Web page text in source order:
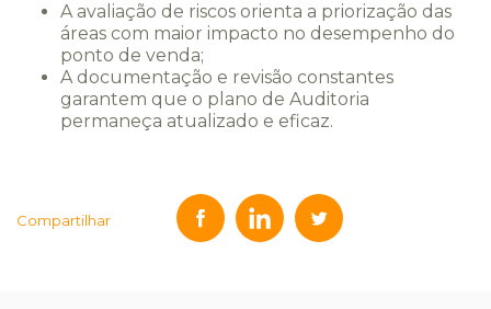
A avaliação de riscos orienta a priorização das
áreas com maior impacto no desempenho do
ponto de venda;
A documentação e revisão constantes
garantem que o plano de Auditoria
permaneça atualizado e eficaz.
Compartilhar